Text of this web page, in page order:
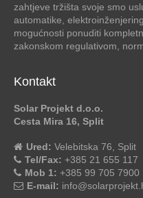
zahtjeve tržišta svoje smo
automatike,
mogućnosti ponuditi
zakonskom regulativom,
Kontakt
Solar Projekt d.o.o.
Cesta Mira 16, Split
Ured: Velebitska 76, Split
Tel/Fax: +385 21 655 117
Mob 1: +385 99 705 7900
E-mail: